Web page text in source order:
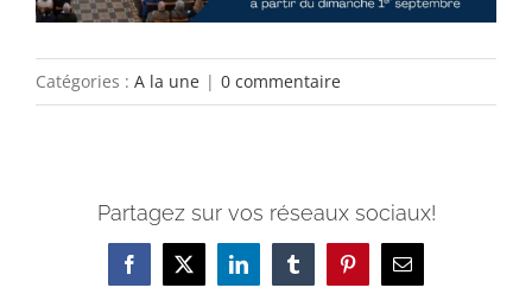
Catégories : A la une | 0 commentaire
Partagez sur vos réseaux sociaux!
Facebook
X LinkedInTumblrPinterestEmail